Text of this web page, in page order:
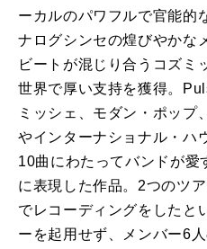
ーカルのパワフルで官能的
ナログシンセの煌びやかな
ビートが混じり合うコズミ
世界で厚い支持を獲得。
ミッシェ、モダン・ポップ
やインターナショナル・ハ
10曲にわたってバンドが愛
に表現した作品。2つのツ
でレコーディングをしたと
ーを起用せず、メンバー6